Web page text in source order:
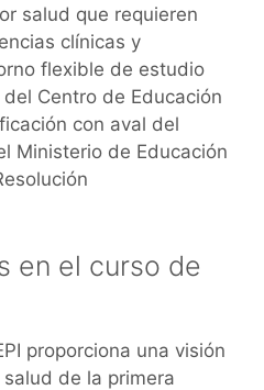
salud que requieren
clínicas y
flexible de estudio
Centro de Educación
con aval del
Ministerio de Educación
en el curso de
proporciona una visión
de la primera